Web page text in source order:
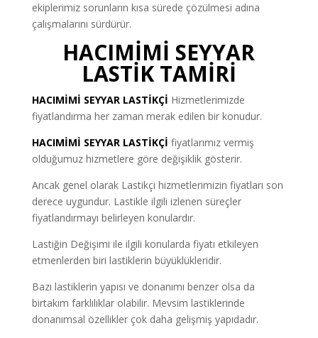
ekiplerimiz sorunların kısa sürede çözülmesi adına
çalışmalarını sürdürür.
HACIMİMİ SEYYAR
LASTİK TAMİRİ
HACIMİMİ SEYYAR LASTİKÇİ Hizmetlerimizde
fiyatlandırma her zaman merak edilen bir konudur.
HACIMİMİ SEYYAR LASTİKÇİ fiyatlarımız vermiş
olduğumuz hizmetlere göre değişiklik gösterir.
Ancak genel olarak Lastikçi hizmetlerimizin fiyatları son
derece uygundur. Lastikle ilgili izlenen süreçler
fiyatlandırmayı belirleyen konulardır.
Lastiğin Değişimi ile ilgili konularda fiyatı etkileyen
etmenlerden biri lastiklerin büyüklükleridir.
Bazı lastiklerin yapısı ve donanımı benzer olsa da
birtakım farklılıklar olabilir. Mevsim lastiklerinde
donanımsal özellikler çok daha gelişmiş yapıdadır.